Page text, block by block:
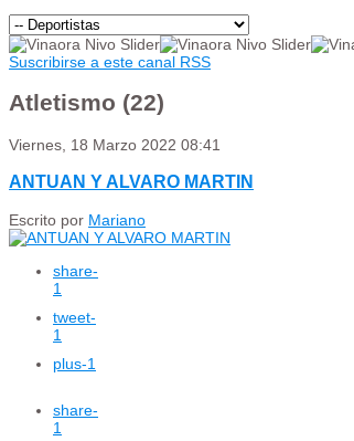
Suscribirse a este canal RSS
Atletismo (22)
Viernes, 18 Marzo 2022 08:41
ANTUAN Y ALVARO MARTIN
Escrito por Mariano
share-
1
tweet-
1
plus-1
share-
1